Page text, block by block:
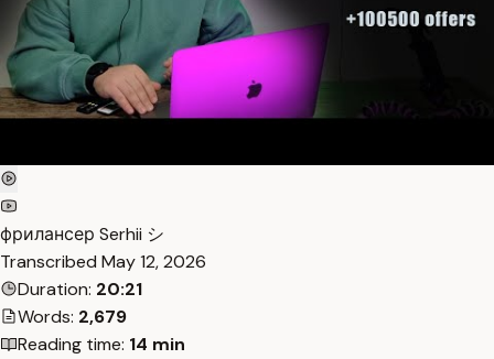
фрилансер Serhii シ
Transcribed May 12, 2026
Duration: 20:21
Words: 2,679
Reading time: 14 min